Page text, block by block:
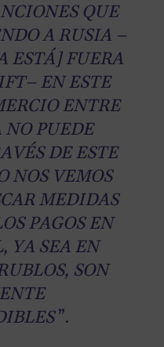
QUE
A RUSIA –
ESTÁ] FUERA
EN ESTE
ENTRE
PUEDE
DE ESTE
NOS VEMOS
MEDIDAS
PAGOS EN
YA SEA EN
SON
”.